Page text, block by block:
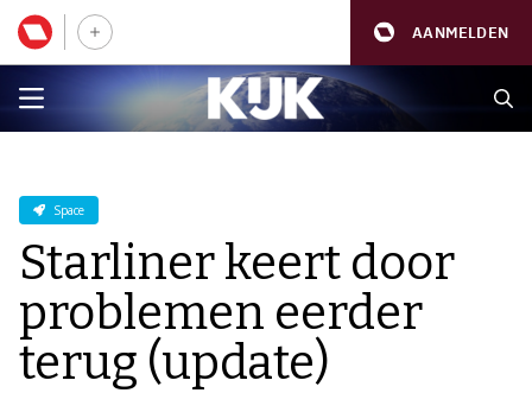
AANMELDEN
Space
Starliner keert door
problemen eerder
terug (update)